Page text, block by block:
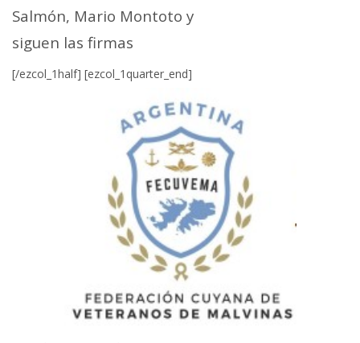
Salmón, Mario Montoto y
siguen las firmas
[/ezcol_1half] [ezcol_1quarter_end]